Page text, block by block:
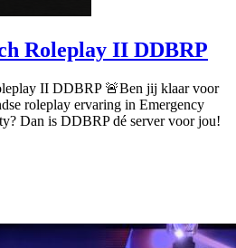
Roleplay II DDBRP
II DDBRP 🚨Ben jij klaar voor
roleplay ervaring in Emergency
Dan is DDBRP dé server voor jou!